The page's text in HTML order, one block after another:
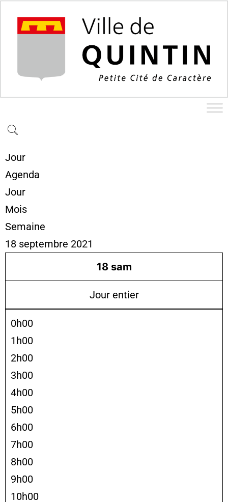
Jour
Agenda
Jour
Mois
Semaine
18 septembre 2021
18 sam
Jour entier
0h00
1h00
2h00
3h00
4h00
5h00
6h00
7h00
8h00
9h00
10h00